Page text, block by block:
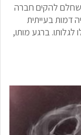
שחלם להקים חברה
דמות בעייתית
ברגע מותו,